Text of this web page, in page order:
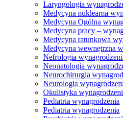
Laryngologia
Medycyna nuklearna
Medycyna Ogólna
Medycyna pracy –
Medycyna ratunkowa
Medycyna wewnętrzna
Nefrologia
Neonatologia
Neurochirurgia
Neurologia
Okulistyka
Pediatria wynagrodzenia
Pediatria wynagrodzenia